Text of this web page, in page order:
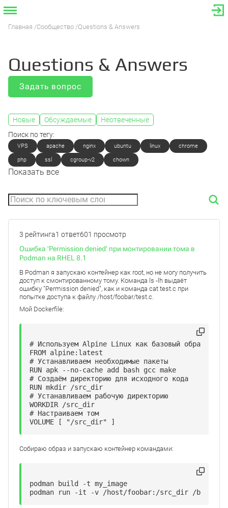
Главная Сообщество Questions & Answers
Questions & Answers
Задать вопрос
Новые Обсуждаемые
Неотвеченные
Поиск по тегу:
VPS apache nginx ubuntu linux chrome
php ssl cgroup-v2 chown
Показать все
Ошибка 'Permission denied' при монтировании тома в
Podman на RHEL 8.1
В Podman я запускаю контейнер как root, но не могу получить
доступ к смонтированному тому. Команда ls -lh выдаёт
ошибку "Permission denied", как и команда cat test.c при
попытке доступа к файлу /host/foobar/test.c.
Мой Dockerfile:
# Используем Alpine Linux как базовый образ
FROM alpine:latest
# Устанавливаем необходимые пакеты
RUN apk --no-cache add bash gcc make
# Создаём директорию для исходного кода
RUN mkdir /src_dir
# Устанавливаем рабочую директорию
WORKDIR /src_dir
# Настраиваем том
VOLUME [ "/src_dir" ]
Собираю образ и запускаю контейнер командами:
podman build -t my_image
podman run -it -v /host/foobar:/src_dir /bin/
3 рейтинга1 ответ601 просмотр